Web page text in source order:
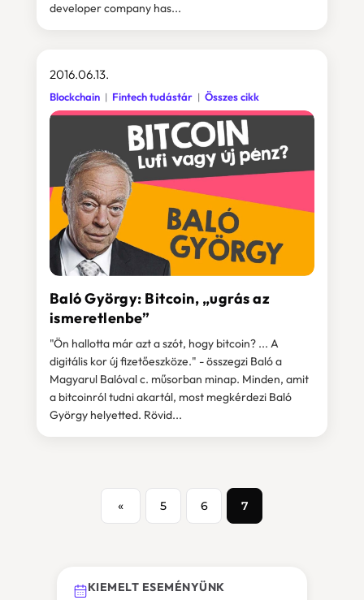
developer company has...
Baló György: Bitcoin, „ugrás az
ismeretlenbe”
2016.06.13.
Blockchain Fintech tudástár Összes cikk
"Ön hallotta már azt a szót, hogy bitcoin? ... A
digitális kor új fizetőeszköze." - összegzi Baló a
Magyarul Balóval c. műsorban minap. Minden, amit
a bitcoinról tudni akartál, most megkérdezi Baló
György helyetted. Rövid...
« 5 6 7
KIEMELT ESEMÉNYÜNK